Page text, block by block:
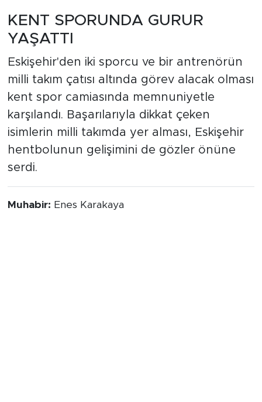
KENT SPORUNDA GURUR
YAŞATTI
Eskişehir'den iki sporcu ve bir antrenörün
milli takım çatısı altında görev alacak olması
kent spor camiasında memnuniyetle
karşılandı. Başarılarıyla dikkat çeken
isimlerin milli takımda yer alması, Eskişehir
hentbolunun gelişimini de gözler önüne
serdi.
Muhabir: Enes Karakaya